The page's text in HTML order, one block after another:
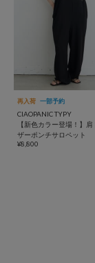
再入荷 一部予約
CIAOPANIC TYPY
【新色カラー登場！】
ザーポンチサロペット
¥8,800